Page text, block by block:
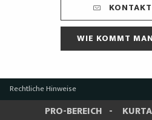
WIE KOMMT
Rechtliche Hinweise
PRO-BEREICH